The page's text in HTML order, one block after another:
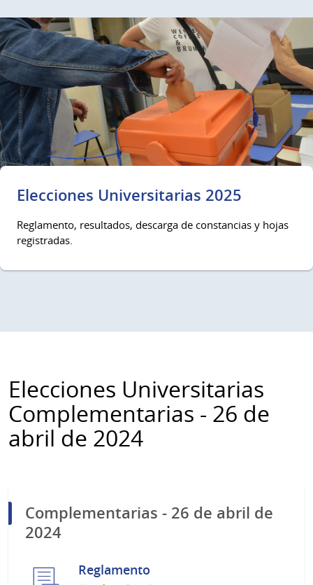
Elecciones Universitarias 2025
Reglamento, resultados, descarga de constancias y hojas
registradas.
Elecciones Universitarias
Complementarias - 26 de
abril de 2024
Complementarias - 26 de abril de
2024
Reglamento